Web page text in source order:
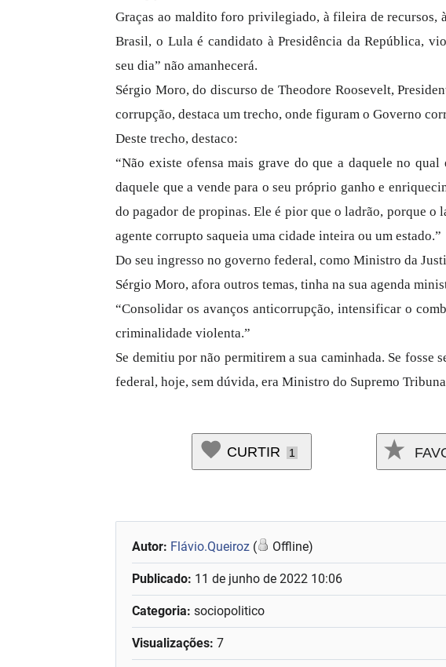
Graças ao maldito foro privilegiado, à fileira de recursos,
Brasil, o Lula é candidato à Presidência da República,
seu dia” não amanhecerá.
Sérgio Moro, do discurso de Theodore Roosevelt,
corrupção, destaca um trecho, onde figuram o Governo
Deste trecho, destaco:
“Não existe ofensa mais grave do que a daquele no qual
daquele que a vende para o seu próprio ganho e
do pagador de propinas. Ele é pior que o ladrão, porque o
agente corrupto saqueia uma cidade inteira ou um estado.”
Do seu ingresso no governo federal, como Ministro da
Sérgio Moro, afora outros temas, tinha na sua agenda
“Consolidar os avanços anticorrupção, intensificar o
criminalidade violenta.”
Se demitiu por não permitirem a sua caminhada. Se fosse
federal, hoje, sem dúvida, era Ministro do Supremo
CURTIR 1
Autor: Flávio.Queiroz ( Offline)
Publicado: 11 de junho de 2022 10:06
Categoria: sociopolitico
Visualizações: 7